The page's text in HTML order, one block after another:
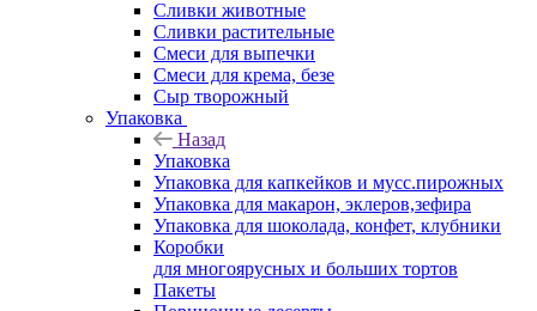
Сливки животные
Сливки растительные
Смеси для выпечки
Смеси для крема, безе
Сыр творожный
Упаковка
Назад
Упаковка
Упаковка для капкейков и мусс.пирожных
Упаковка для макарон, эклеров,зефира
Упаковка для шоколада, конфет, клубники
Коробки
для многоярусных и больших тортов
Пакеты